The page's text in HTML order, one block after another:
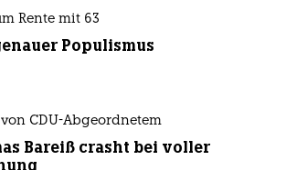
Rente mit 63
Populismus
CDU-Abgeordnetem
Bareiß crasht bei voller